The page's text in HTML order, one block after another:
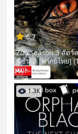
6.7
Zoo Season 3 สัตว์
ซีซั่น 3 [พากย์ไทย]
จบ)
1.3K